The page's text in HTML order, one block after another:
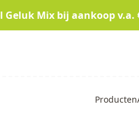
Geluk Mix bij aankoop v.a.
Producten